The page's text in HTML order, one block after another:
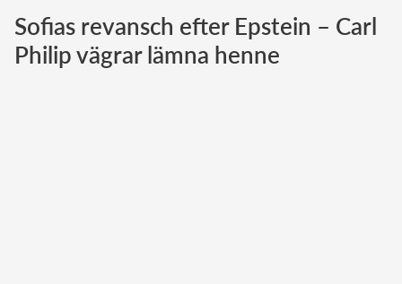
Norska kungahuset
Danska kungahuset
Sofias revansch efter Epstein – Carl
Philip vägrar lämna henne